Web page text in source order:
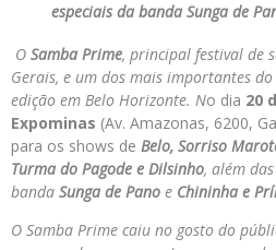
especiais da banda Sunga de
O Samba Prime, principal festival de
Gerais, e um dos mais importantes
edição em Belo Horizonte. No dia 20
Expominas (Av. Amazonas, 6200,
para os shows de Belo, Sorriso
Turma do Pagode e Dilsinho, além
banda Sunga de Pano e Chininha e
O Samba Prime caiu no gosto do